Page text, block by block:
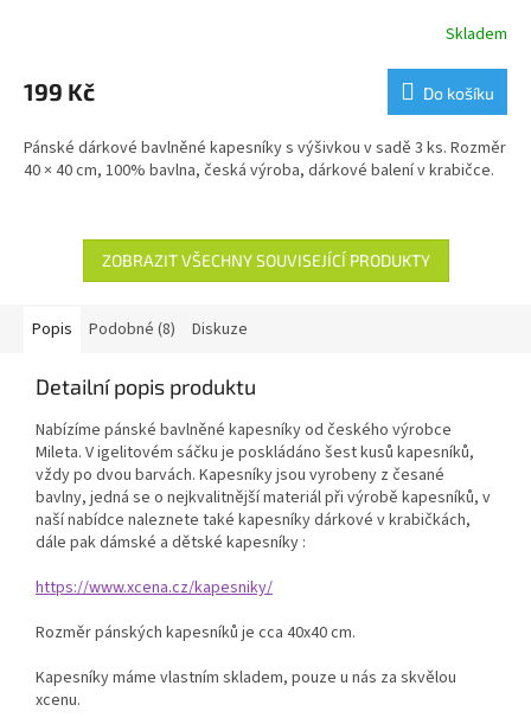
Skladem
199 Kč Do košíku
Pánské dárkové bavlněné kapesníky s výšivkou v sadě 3 ks. Rozměr
40 × 40 cm, 100% bavlna, česká výroba, dárkové balení v krabičce.
ZOBRAZIT VŠECHNY SOUVISEJÍCÍ PRODUKTY
Popis Podobné (8) Diskuze
Detailní popis produktu
Nabízíme pánské bavlněné kapesníky od českého výrobce
Mileta. V igelitovém sáčku je poskládáno šest kusů kapesníků,
vždy po dvou barvách. Kapesníky jsou vyrobeny z česané
bavlny, jedná se o nejkvalitnější materiál při výrobě kapesníků, v
naší nabídce naleznete také kapesníky dárkové v krabičkách,
dále pak dámské a dětské kapesníky :
https://www.xcena.cz/kapesniky/
Rozměr pánských kapesníků je cca 40x40 cm.
Kapesníky máme vlastním skladem, pouze u nás za skvělou
xcenu.